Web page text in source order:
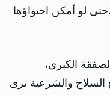
لو أمكن احتواؤها
الكبرى،
السلاح والشرعية ترى